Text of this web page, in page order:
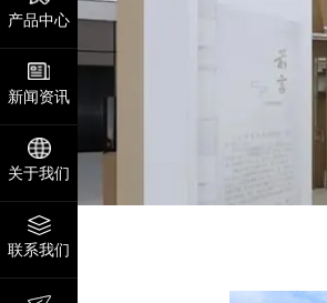
产品中心
新闻资讯
关于我们
联系我们